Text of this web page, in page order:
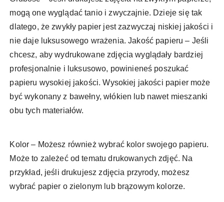
mogą one wyglądać tanio i zwyczajnie. Dzieje się tak
dlatego, że zwykły papier jest zazwyczaj niskiej jakości i
nie daje luksusowego wrażenia. Jakość papieru – Jeśli
chcesz, aby wydrukowane zdjęcia wyglądały bardziej
profesjonalnie i luksusowo, powinieneś poszukać
papieru wysokiej jakości. Wysokiej jakości papier może
być wykonany z bawełny, włókien lub nawet mieszanki
obu tych materiałów.
Kolor – Możesz również wybrać kolor swojego papieru.
Może to zależeć od tematu drukowanych zdjęć. Na
przykład, jeśli drukujesz zdjęcia przyrody, możesz
wybrać papier o zielonym lub brązowym kolorze.